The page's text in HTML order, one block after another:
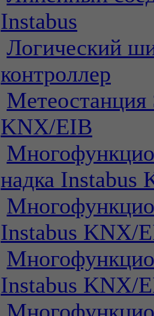
Instabus
Логический
контроллер
Метеостанция
KNX/EIB
надка Instabus
Instabus KNX/
Instabus KNX/